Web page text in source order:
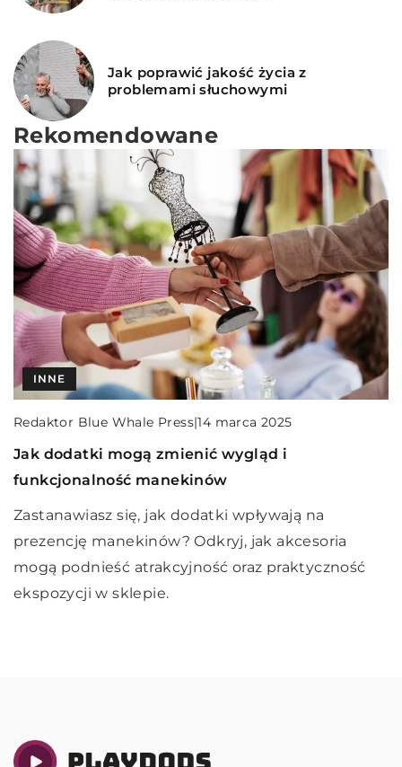
Jak poprawić jakość życia z
problemami słuchowymi
Rekomendowane
INNE
Redaktor Blue Whale Press|13 września 2023
Jak wybrać idealny spektakl komediowy na
wieczór?
Odkryj sekrety wyboru idealnej komedii na
wieczór. Przeczytaj o czynnikach, które warto
wziąć pod uwagę, aby gwarantować
niezapomniane chwile pełne śmiechu.
INNE
Redaktor Blue Whale Press|14 marca 2025
Jak dodatki mogą zmienić wygląd i
funkcjonalność manekinów
Zastanawiasz się, jak dodatki wpływają na
prezencję manekinów? Odkryj, jak akcesoria
mogą podnieść atrakcyjność oraz praktyczność
ekspozycji w sklepie.
INNE
Redaktor Blue Whale Press|13 listopada 2025
Jak wybrać idealny waporyzator przenośny dla
początkujących?
Dowiedz się, na co zwrócić uwagę przy wyborze
pierwszego waporyzatora przenośnego.
Wskazówki dla początkujących pomogą znaleźć
idealny model, uwzględniając różne potrzeby i